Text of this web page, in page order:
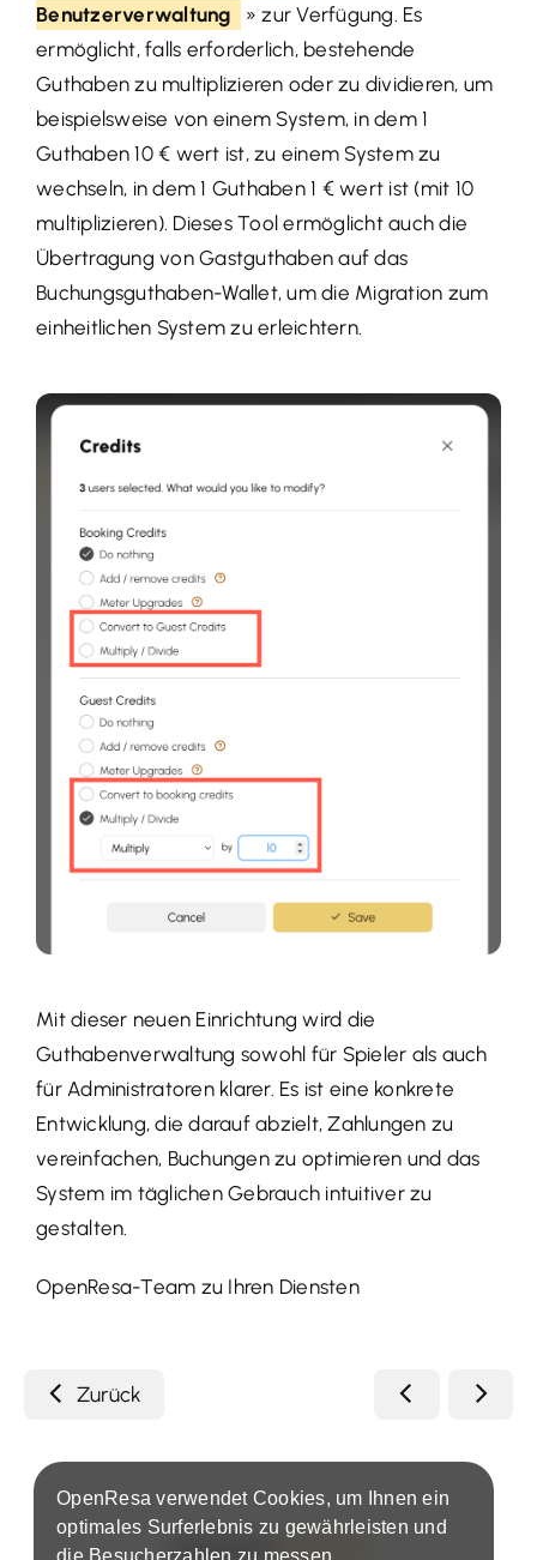
OpenResa verwendet Cookies, um Ihnen ein
optimales Surferlebnis zu gewährleisten und
die Besucherzahlen zu messen.
Benutzerverwaltung
» zur Verfügung. Es
ermöglicht, falls erforderlich, bestehende
Guthaben zu multiplizieren oder zu dividieren, um
beispielsweise von einem System, in dem 1
Guthaben 10 € wert ist, zu einem System zu
wechseln, in dem 1 Guthaben 1 € wert ist (mit 10
multiplizieren). Dieses Tool ermöglicht auch die
Übertragung von Gastguthaben auf das
Buchungsguthaben-Wallet, um die Migration zum
einheitlichen System zu erleichtern.
Mit dieser neuen Einrichtung wird die
Guthabenverwaltung sowohl für Spieler als auch
für Administratoren klarer. Es ist eine konkrete
Entwicklung, die darauf abzielt, Zahlungen zu
vereinfachen, Buchungen zu optimieren und das
System im täglichen Gebrauch intuitiver zu
gestalten.
OpenResa-Team zu Ihren Diensten
Zurück